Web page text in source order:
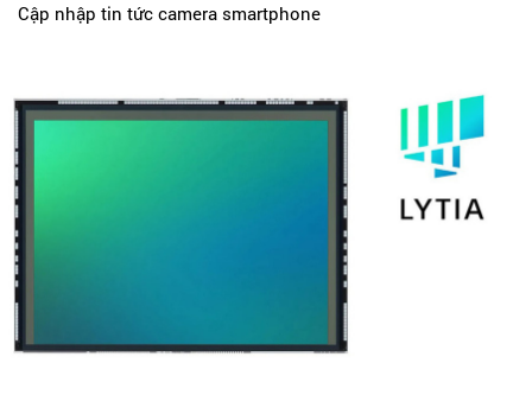
Cập nhập tin tức camera smartphone